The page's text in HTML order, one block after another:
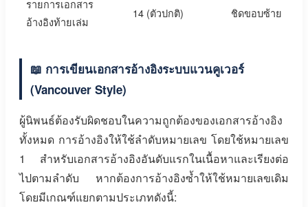
รายการเอกสาร
อ้างอิงท้ายเล่ม
14 (ตัวปกติ) ชิดขอบซ้าย
📖 การเขียนเอกสารอ้างอิงระบบแวนคูเวอร์
(Vancouver Style)
ผู้นิพนธ์ต้องรับผิดชอบในความถูกต้องของเอกสารอ้างอิง
ทั้งหมด การอ้างอิงให้ใช้ลำดับหมายเลข โดยใช้หมายเลข
1 สำหรับเอกสารอ้างอิงอันดับแรกในเนื้อหาและเรียงต่อ
ไปตามลำดับ หากต้องการอ้างอิงซ้ำให้ใช้หมายเลขเดิม
โดยมีเกณฑ์แยกตามประเภทดังนี้: